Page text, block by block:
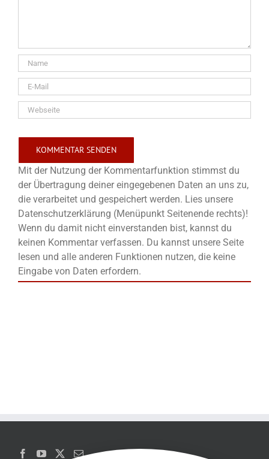
Mit der Nutzung der Kommentarfunktion stimmst du
der Übertragung deiner eingegebenen Daten an uns zu,
die verarbeitet und gespeichert werden. Lies unsere
Datenschutzerklärung (Menüpunkt Seitenende rechts)!
Wenn du damit nicht einverstanden bist, kannst du
keinen Kommentar verfassen. Du kannst unsere Seite
lesen und alle anderen Funktionen nutzen, die keine
Eingabe von Daten erfordern.